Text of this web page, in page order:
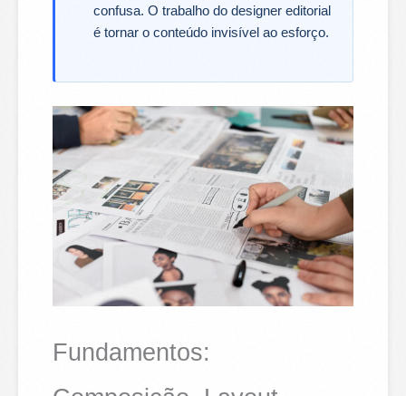
confusa. O trabalho do designer editorial
é tornar o conteúdo invisível ao esforço.
Fundamentos: